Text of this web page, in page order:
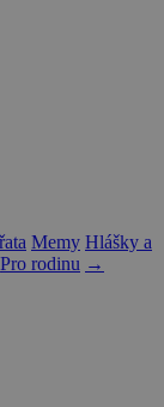
Memy Hlášky a
Pro rodinu →